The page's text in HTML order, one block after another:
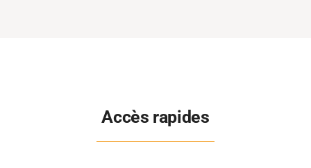
Accès rapides